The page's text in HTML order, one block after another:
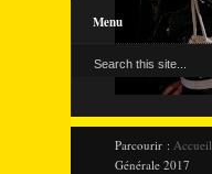
Menu
Parcourir : Accueil
Générale 2017